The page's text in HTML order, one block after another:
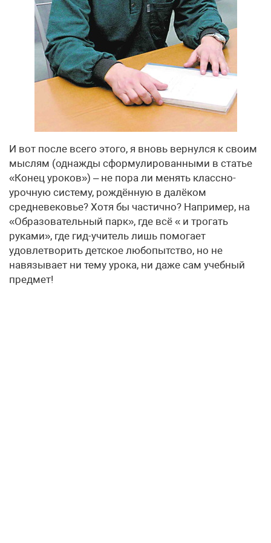
И вот после всего этого, я вновь вернулся к своим
мыслям (однажды сформулированными в статье
«Конец уроков») – не пора ли менять классно-
урочную систему, рождённую в далёком
средневековье? Хотя бы частично? Например, на
«Образовательный парк», где всё « и трогать
руками», где гид-учитель лишь помогает
удовлетворить детское любопытство, но не
навязывает ни тему урока, ни даже сам учебный
предмет!